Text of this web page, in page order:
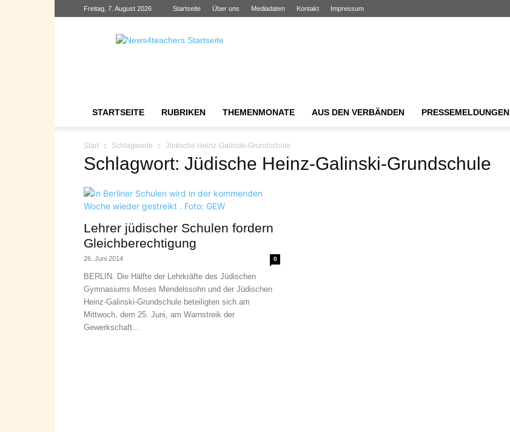
Freitag, 7. August 2026 Startseite Über uns Mediadaten Kontakt Impressum
News4teachers
STARTSEITE RUBRIKEN THEMENMONATE AUS DEN VERBÄNDEN PRESSEMELDUNGEN
Start Schlagworte Jüdische Heinz-Galinski-Grundschule
Schlagwort: Jüdische Heinz-Galinski-Grundschule
Lehrer jüdischer Schulen fordern
Gleichberechtigung
26. Juni 2014 0
BERLIN. Die Hälfte der Lehrkräfte des Jüdischen
Gymnasiums Moses Mendelssohn und der Jüdischen
Heinz-Galinski-Grundschule beteiligten sich am
Mittwoch, dem 25. Juni, am Warnstreik der
Gewerkschaft...